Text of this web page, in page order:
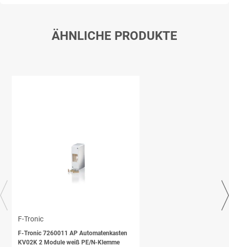
ÄHNLICHE PRODUKTE
F-Tronic
F-Tronic 7260011 AP Automatenkasten
KV02K 2 Module weiß PE/N-Klemme